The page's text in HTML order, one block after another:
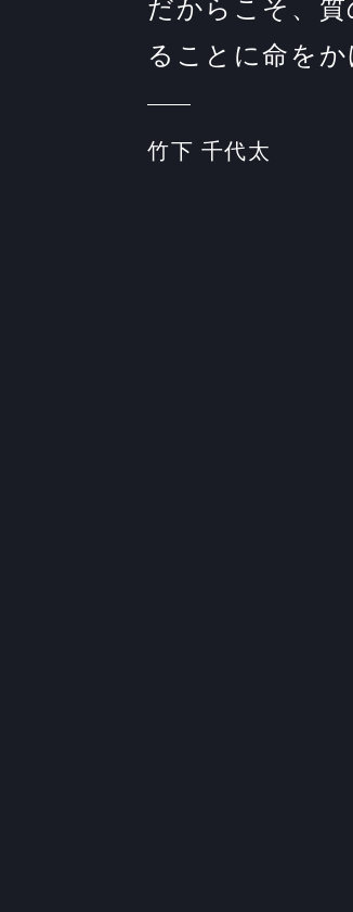
だからこそ、
ることに命をか
竹下 千代太